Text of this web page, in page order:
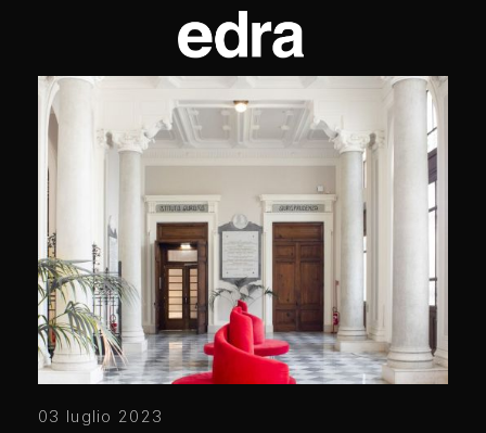
03 luglio 2023